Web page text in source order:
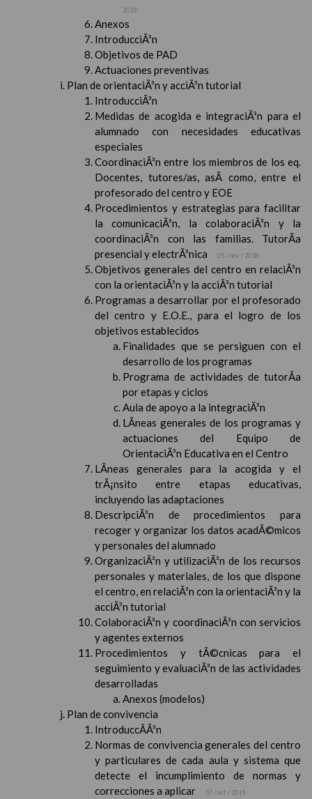
2019
Anexos
IntroducciÃ³n
Objetivos de PAD
Actuaciones preventivas
Plan de orientaciÃ³n y acciÃ³n tutorial
IntroducciÃ³n
Medidas de acogida e integraciÃ³n para el
alumnado con necesidades educativas
especiales
CoordinaciÃ³n entre los miembros de los eq.
Docentes, tutores/as, asÃ­ como, entre el
profesorado del centro y EOE
Procedimientos y estrategias para facilitar
la comunicaciÃ³n, la colaboraciÃ³n y la
coordinaciÃ³n con las familias. TutorÃ­a
presencial y electrÃ³nica
05 / nov / 2018
Objetivos generales del centro en relaciÃ³n
con la orientaciÃ³n y la acciÃ³n tutorial
Programas a desarrollar por el profesorado
del centro y E.O.E., para el logro de los
objetivos establecidos
Finalidades que se persiguen con el
desarrollo de los programas
Programa de actividades de tutorÃ­a
por etapas y ciclos
Aula de apoyo a la integraciÃ³n
LÃ­neas generales de los programas y
actuaciones del Equipo de
OrientaciÃ³n Educativa en el Centro
LÃ­neas generales para la acogida y el
trÃ¡nsito entre etapas educativas,
incluyendo las adaptaciones
DescripciÃ³n de procedimientos para
recoger y organizar los datos acadÃ©micos
y personales del alumnado
OrganizaciÃ³n y utilizaciÃ³n de los recursos
personales y materiales, de los que dispone
el centro, en relaciÃ³n con la orientaciÃ³n y la
acciÃ³n tutorial
ColaboraciÃ³n y coordinaciÃ³n con servicios
y agentes externos
Procedimientos y tÃ©cnicas para el
seguimiento y evaluaciÃ³n de las actividades
desarrolladas
Anexos (modelos)
Plan de convivencia
IntroduccÃ­Ã³n
Normas de convivencia generales del centro
y particulares de cada aula y sistema que
detecte el incumplimiento de normas y
correcciones a aplicar
07 / oct / 2019